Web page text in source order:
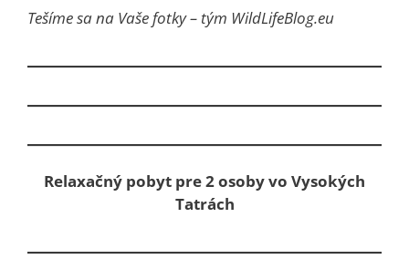
Tešíme sa na Vaše fotky – tým WildLifeBlog.eu
Relaxačný pobyt pre 2 osoby vo Vysokých
Tatrách